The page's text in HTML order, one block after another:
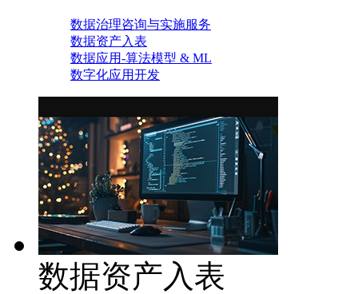
数据治理咨询与实施服务
数据资产入表
数据应用-算法模型 & ML
数字化应用开发
数据资产入表